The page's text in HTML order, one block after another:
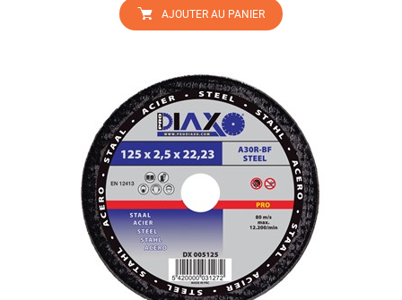
AJOUTER AU PANIER